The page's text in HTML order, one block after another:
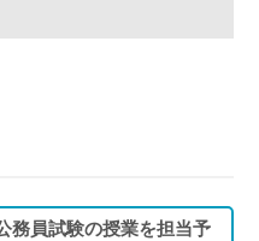
務員試験の授業を担当予